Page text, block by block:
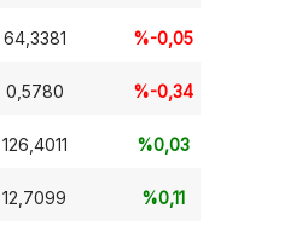
64,3381 %-0,05
0,5780 %-0,34
126,4011 %0,03
12,7099 %0,11